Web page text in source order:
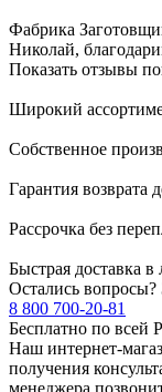
Фабрика
Николай,
Показать отзывы
Широкий
Собственное
Гарантия возврата
Рассрочка без
Быстрая доставка
Остались вопросы?
8 800 700-20-81
Бесплатно по всей
Наш интернет-
получения
менеджера